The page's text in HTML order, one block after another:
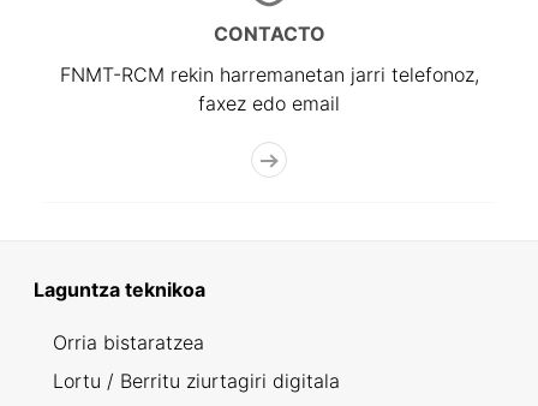
CONTACTO
FNMT-RCM rekin harremanetan jarri telefonoz,
faxez edo email
Laguntza teknikoa
Orria bistaratzea
Lortu / Berritu ziurtagiri digitala